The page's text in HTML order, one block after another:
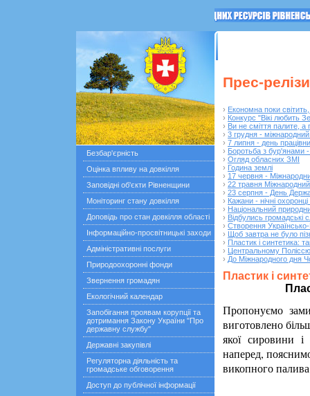
Безбар'єрність
Оцінка впливу на довкілля
Заповідні об'єкти Рівненщини
Моніторинг стану довкілля
Доповідь про стан довкілля області
Інформаційно-просвітницькі заходи
Адміністративні послуги
Природоохоронні фонди
Звернення громадян
Екологічний календар
Запобігання проявам корупції та
дотримання Закону України "Про
державну службу"
Державні закупівлі
Регуляторна діяльність та
громадське обговорення
Доступ до публічної інформації
Прес-релізи
› Економна поки
› Конкурс "Вікі любить
› Ви не сміття палите, а
› 3 грудня -
› 7 липня - день
› Боротьба з бур'янами -
› Огляд обласних ЗМІ
› Година землі
› 17 червня -
› 22 травня Міжнародний
› 23 серпня - День
› Кажани - нічні охоронці
› Національний
› Відбулись громадські
› Створення
› Щоб завтра не було
› Пластик і синтетика:
› Центральному
› До Міжнародного дня
Пластик і
Пропонуємо
виготовлено
якої сировини
наперед,
викопного